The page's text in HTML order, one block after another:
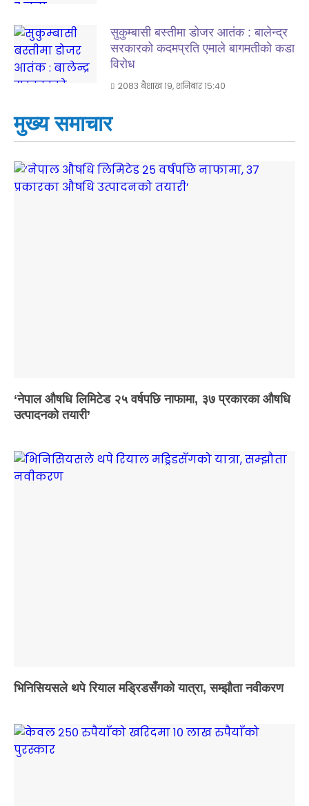
सुकुम्बासी बस्तीमा डोजर आतंक : बालेन्द्र
सरकारको कदमप्रति एमाले बागमतीको कडा
विरोध
२०८३ बैशाख १९, शनिबार १५:४०
मुख्य समाचार
‘नेपाल औषधि लिमिटेड २५ वर्षपछि नाफामा, ३७ प्रकारका औषधि
उत्पादनको तयारी’
भिनिसियसले थपे रियाल मड्रिडसँगको यात्रा, सम्झौता नवीकरण